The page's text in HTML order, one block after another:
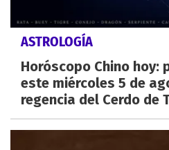
ASTROLOGÍA
Horóscopo Chino hoy:
este miércoles 5 de
regencia del Cerdo de